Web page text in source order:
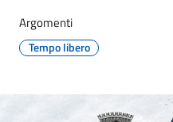
Cavezzo
Informa
telematico
Argomenti
Tempo libero